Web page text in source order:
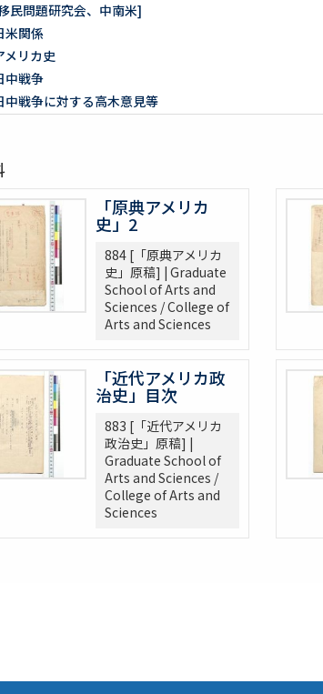
民問題研究会、中南米]
米関係
メリカ史
中戦争
中戦争に対する高木意見等
ノ伝統ト環境
of the Colonies in 1760]
Civil War & Reconstruction
FR. J
Tyne C.H Method of Hist. Research
Tyne Constitutional Hist.
Reading Notes CONST. H. I.
Notes
law
bibliography, Journal Club, U of M, 1921-22
on League of Nations
Hibiya Lib’y, Carnegie Endowment
Tools, Bibliography on the Relations
EARLE W. (UM) Note Taking
「原典アメリカ
史」2
884 [「原典アメリカ
史」原稿] | Graduate
School of Arts and
Sciences / College of
Arts and Sciences
「近代アメリカ政
治史」目次
883 [「近代アメリカ
政治史」原稿] |
Graduate School of
Arts and Sciences /
College of Arts and
Sciences